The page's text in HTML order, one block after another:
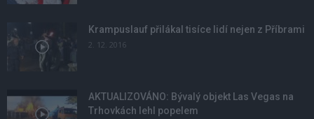
Krampuslauf přilákal tisíce lidí nejen z Příbrami
2. 12. 2016
AKTUALIZOVÁNO: Bývalý objekt Las Vegas na
Trhovkách lehl popelem